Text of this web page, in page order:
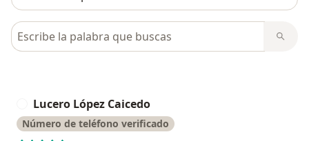
Busca en opiniones
Lucero López Caicedo
Número de teléfono verificado